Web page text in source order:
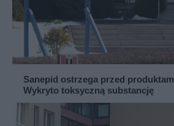
Sanepid ostrzega przed
Wykryto toksyczną substancję